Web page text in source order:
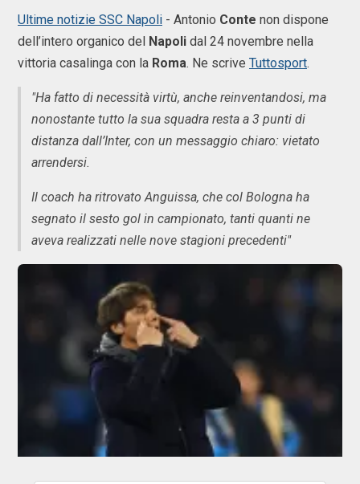
Ultime notizie SSC Napoli - Antonio Conte non dispone
dell’intero organico del Napoli dal 24 novembre nella
vittoria casalinga con la Roma. Ne scrive Tuttosport.
"Ha fatto di necessità virtù, anche reinventandosi, ma
nonostante tutto la sua squadra resta a 3 punti di
distanza dall’Inter, con un messaggio chiaro: vietato
arrendersi.
Il coach ha ritrovato Anguissa, che col Bologna ha
segnato il sesto gol in campionato, tanti quanti ne
aveva realizzati nelle nove stagioni precedenti"